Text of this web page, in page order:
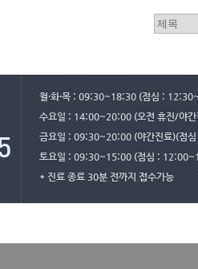
월·화·목 : 09:30~18:30 (점심 :
수요일 : 14:00~20:00 (오전 휴진/야간
금요일 : 09:30~20:00 (야간진료)(점
토요일 : 09:30~15:00 (점심 :
* 진료 종료 30분 전까지 접수가능